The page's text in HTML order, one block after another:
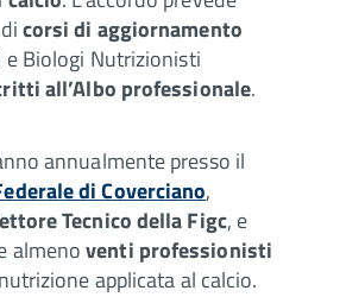
corsi di aggiornamento
Biologi Nutrizionisti
all’Albo professionale.
annualmente presso il
di Coverciano,
Tecnico della Figc, e
almenoventi professionisti
applicata al calcio.